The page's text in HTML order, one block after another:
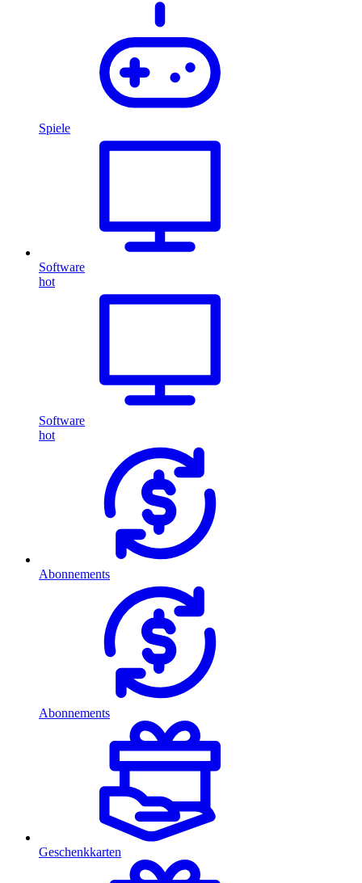
Spiele
Software
hot
Software
hot
Abonnements
Abonnements
Geschenkkarten